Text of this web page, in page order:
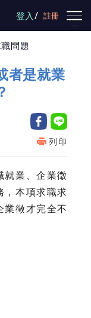
登入/ 註冊
問題
者是就業
列印
就業、企業徵
，本項求職求
業徵才完全不